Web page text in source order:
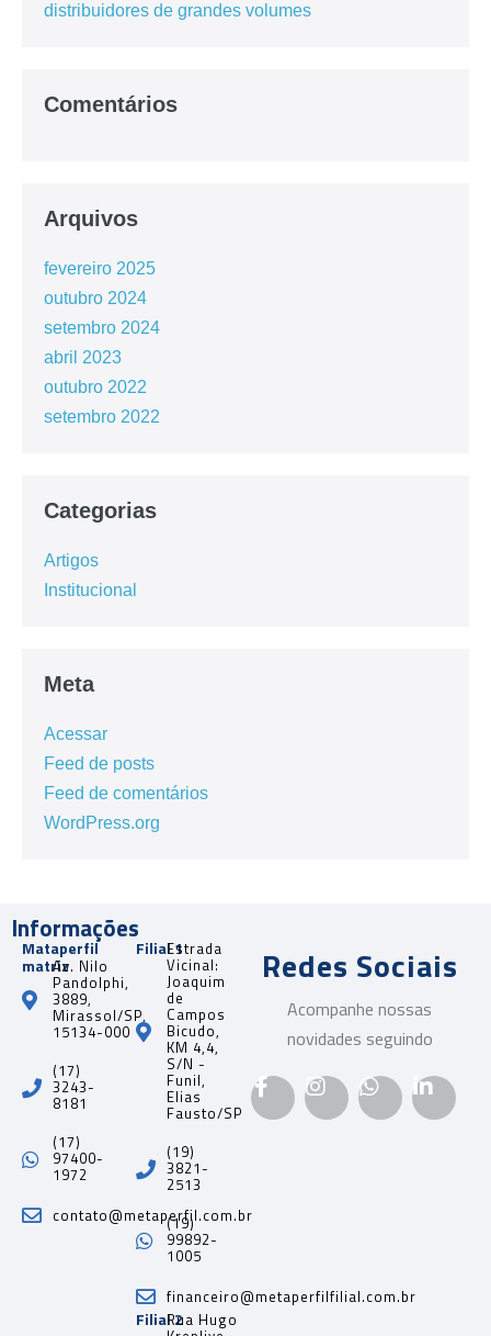
distribuidores de grandes volumes
Comentários
Arquivos
fevereiro 2025
outubro 2024
setembro 2024
abril 2023
outubro 2022
setembro 2022
Categorias
Artigos
Institucional
Meta
Acessar
Feed de posts
Feed de comentários
WordPress.org
Informações
Mataperfil
matrizAv. Nilo
Pandolphi,
3889,
Mirassol/SP,
15134-000
(17)
3243-
8181
(17)
97400-
1972
contato@metaperfil.com.br
Filial 1Estrada
Vicinal:
Joaquim
de
Campos
Bicudo,
KM 4,4,
S/N -
Funil,
Elias
Fausto/SP
(19)
3821-
2513
(19)
99892-
1005
financeiro@metaperfilfilial.com.br
Filial 2Rua Hugo
Redes Sociais
Acompanhe nossas
novidades seguindo